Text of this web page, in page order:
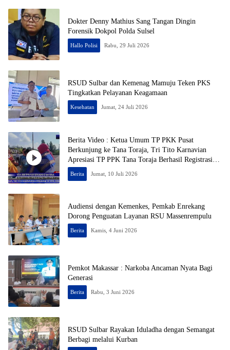
Dokter Denny Mathius Sang Tangan Dingin
Forensik Dokpol Polda Sulsel
Hallo Polisi Rabu, 29 Juli 2026
RSUD Sulbar dan Kemenag Mamuju Teken PKS
Tingkatkan Pelayanan Keagamaan
Kesehatan Jumat, 24 Juli 2026
Berita Video : Ketua Umum TP PKK Pusat
Berkunjung ke Tana Toraja, Tri Tito Karnavian
Apresiasi TP PPK Tana Toraja Berhasil Registrasi
50% Posyandu
Berita Jumat, 10 Juli 2026
Audiensi dengan Kemenkes, Pemkab Enrekang
Dorong Penguatan Layanan RSU Massenrempulu
Berita Kamis, 4 Juni 2026
Pemkot Makassar : Narkoba Ancaman Nyata Bagi
Generasi
Berita Rabu, 3 Juni 2026
RSUD Sulbar Rayakan Iduladha dengan Semangat
Berbagi melalui Kurban